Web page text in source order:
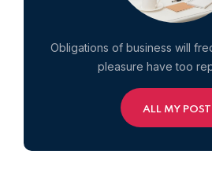
Obligations of business will
pleasure have too
ALL MY POST